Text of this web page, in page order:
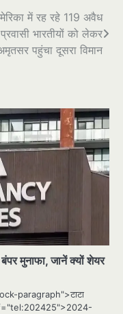
में रह रहे 119 अवैध
प्रवासी भारतीयों को लेकर
पहुंचा दूसरा विमान
मुनाफा, जानें क्यों शेयर
paragraph">टाटा